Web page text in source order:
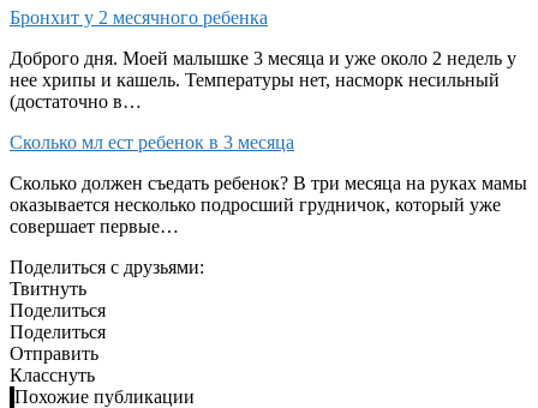
Бронхит у 2 месячного ребенка
Доброго дня. Моей малышке 3 месяца и уже около 2 недель у
нее хрипы и кашель. Температуры нет, насморк несильный
(достаточно в…
Сколько мл ест ребенок в 3 месяца
Сколько должен съедать ребенок? В три месяца на руках мамы
оказывается несколько подросший грудничок, который уже
совершает первые…
Поделиться с друзьями:
Твитнуть
Поделиться
Поделиться
Отправить
Класснуть
Похожие публикации